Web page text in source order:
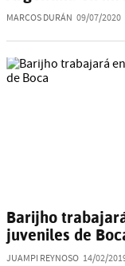
MARCOS DURÁN 09/07/2020
Barijho
juveniles de
JUAMPI REYNOSO 14/02/